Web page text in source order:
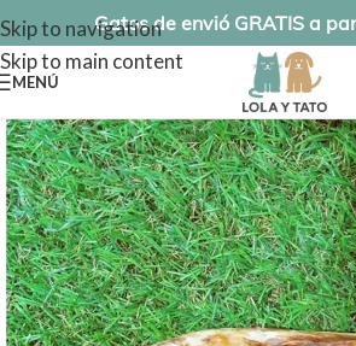
Skip to navigation
Skip to main content
Gatos de envió GRATIS a
MENÚ